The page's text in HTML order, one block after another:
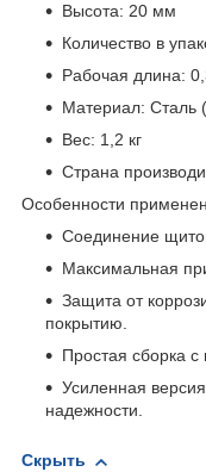
Высота: 20 мм
Количество в
Рабочая длина:
Материал: Сталь
Вес: 1,2 кг
Страна
Особенности
Соединение
Максимальная
Защита от
покрытию.
Простая сборка
Усиленная
надежности.
Скрыть